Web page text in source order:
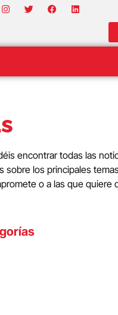
encontrar todas las
sobre los principales
o a las que quiere